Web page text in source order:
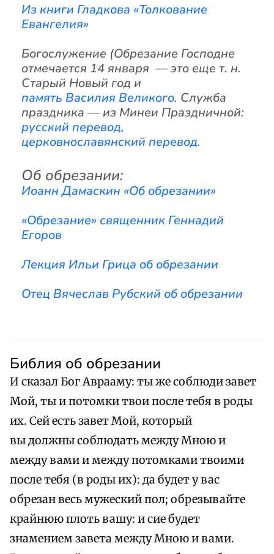
Из книги Гладкова «Толкование
Евангелия»
Богослужение (Обрезание Господне
отмечается 14 января — это еще т. н.
Старый Новый год и
память Василия Великого. Служба
праздника — из Минеи Праздничной:
русский перевод,
церковнославянский перевод.
Об обрезании:
Иоанн Дамаскин «Об обрезании»
«Обрезание» священник Геннадий
Егоров
Лекция Ильи Грица об обрезании
Отец Вячеслав Рубский об обрезании
Библия об обрезании
И сказал Бог Аврааму: ты же соблюди завет
Мой, ты и потомки твои после тебя в роды
их. Сей есть завет Мой, который
вы должны соблюдать между Мною и
между вами и между потомками твоими
после тебя (в роды их): да будет у вас
обрезан весь мужеский пол; обрезывайте
крайнюю плоть вашу: и сие будет
знамением завета между Мною и вами.